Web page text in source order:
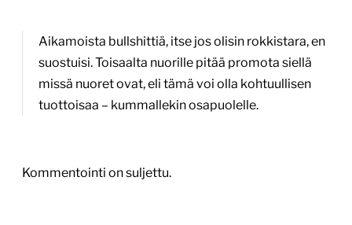
Aikamoista bullshittiä, itse jos olisin rokkistara, en
suostuisi. Toisaalta nuorille pitää promota siellä
missä nuoret ovat, eli tämä voi olla kohtuullisen
tuottoisaa – kummallekin osapuolelle.
Kommentointi on suljettu.